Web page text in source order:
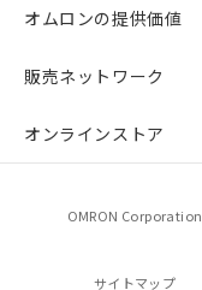
オムロンの提供価値
販売ネットワーク
オンラインストア
OMRON Corporation
サイトマップ